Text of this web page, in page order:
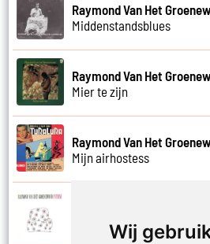
Wij
Raymond Van Het
Middenstandsblues
Raymond Van Het
Mier te zijn
Raymond Van Het
Mijn airhostess
Mijn leven lang